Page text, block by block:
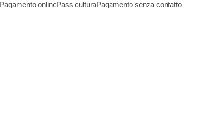
Pagamento onlinePass culturaPagamento senza contatto